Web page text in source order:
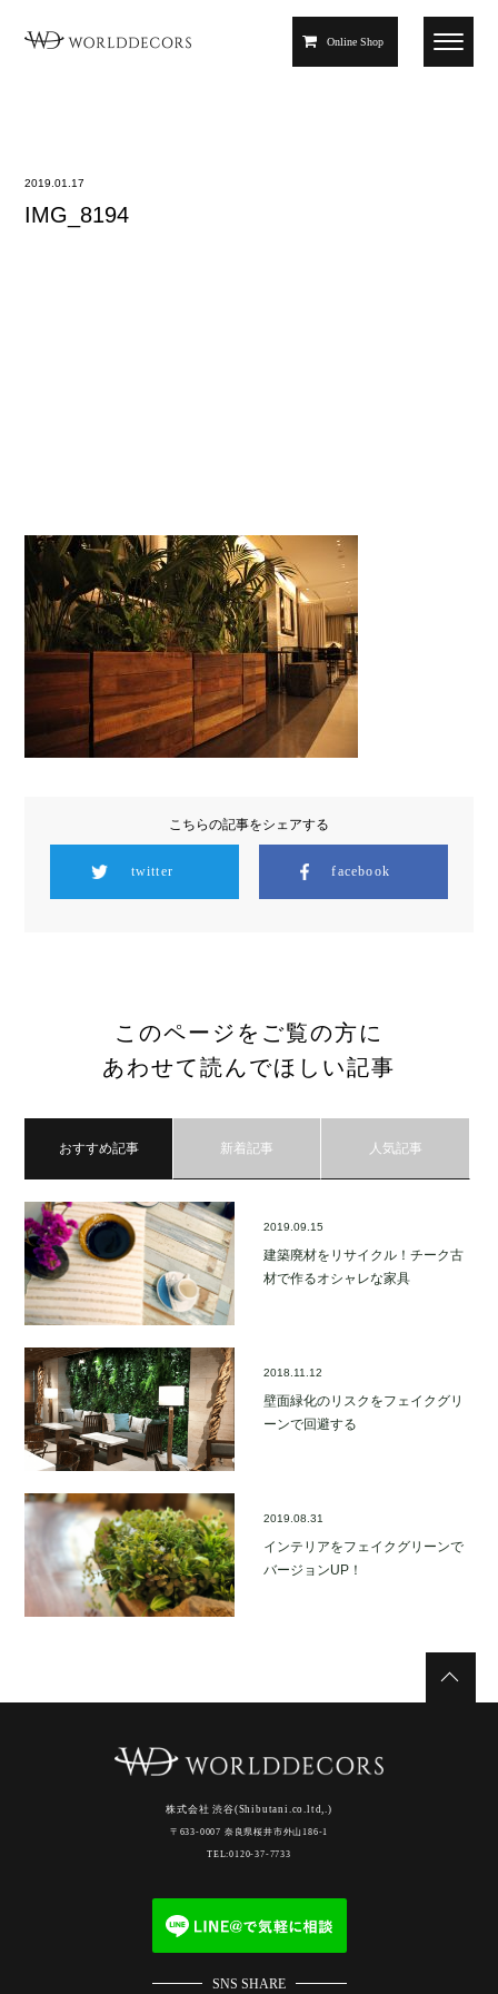
Online Shop
2019.01.17
IMG_8194
こちらの記事をシェアする
twitter facebook
このページをご覧の方に
あわせて読んでほしい記事
おすすめ記事 新着記事 人気記事
2019.09.15
建築廃材をリサイクル！チーク古
材で作るオシャレな家具
2018.11.12
壁面緑化のリスクをフェイクグリ
ーンで回避する
2019.08.31
インテリアをフェイクグリーンで
バージョンUP！
株式会社 渋谷(Shibutani.co.ltd,.)
〒633-0007 奈良県桜井市外山186-1
TEL:0120-37-7733
SNS SHARE